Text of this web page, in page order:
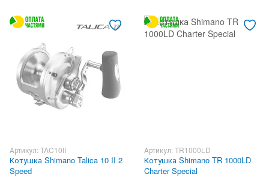
Артикул: TAC10II
Котушка Shimano Talica 10 II 2
Speed
Артикул: TR1000LD
Котушка Shimano TR 1000LD
Charter Special